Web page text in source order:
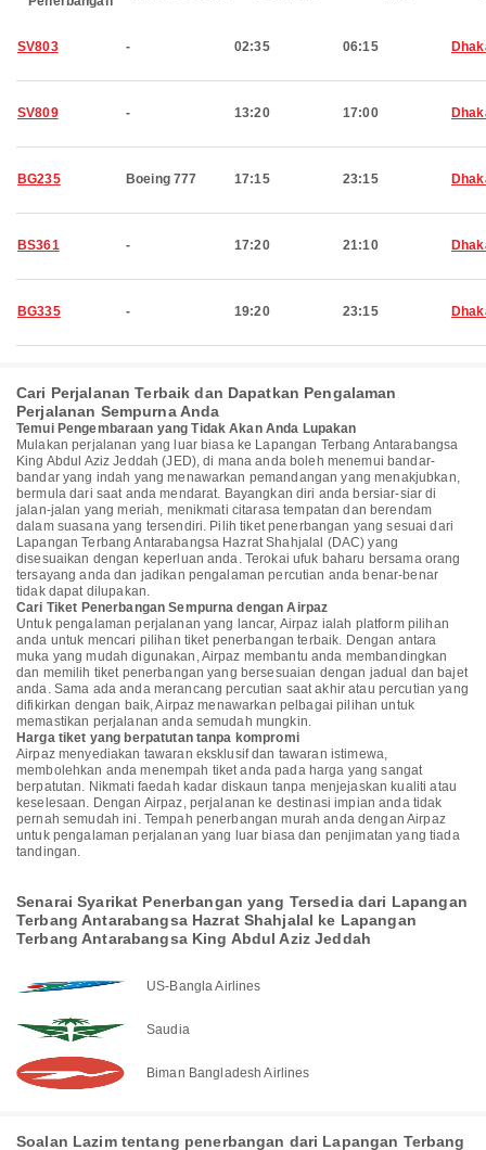
SV803 - 02:35 06:15
SV809 - 13:20 17:00
BG235 Boeing 777 17:15 23:15
BS361 - 17:20 21:10
BG335 - 19:20 23:15
Cari Perjalanan Terbaik dan Dapatkan Pengalaman
Perjalanan Sempurna Anda
Temui Pengembaraan yang Tidak Akan Anda Lupakan
Mulakan perjalanan yang luar biasa ke Lapangan Terbang Antarabangsa
King Abdul Aziz Jeddah (JED), di mana anda boleh menemui bandar-
bandar yang indah yang menawarkan pemandangan yang menakjubkan,
bermula dari saat anda mendarat. Bayangkan diri anda bersiar-siar di
jalan-jalan yang meriah, menikmati citarasa tempatan dan berendam
dalam suasana yang tersendiri. Pilih tiket penerbangan yang sesuai dari
Lapangan Terbang Antarabangsa Hazrat Shahjalal (DAC) yang
disesuaikan dengan keperluan anda. Terokai ufuk baharu bersama orang
tersayang anda dan jadikan pengalaman percutian anda benar-benar
tidak dapat dilupakan.
Cari Tiket Penerbangan Sempurna dengan Airpaz
Untuk pengalaman perjalanan yang lancar, Airpaz ialah platform pilihan
anda untuk mencari pilihan tiket penerbangan terbaik. Dengan antara
muka yang mudah digunakan, Airpaz membantu anda membandingkan
dan memilih tiket penerbangan yang bersesuaian dengan jadual dan bajet
anda. Sama ada anda merancang percutian saat akhir atau percutian yang
difikirkan dengan baik, Airpaz menawarkan pelbagai pilihan untuk
memastikan perjalanan anda semudah mungkin.
Harga tiket yang berpatutan tanpa kompromi
Airpaz menyediakan tawaran eksklusif dan tawaran istimewa,
membolehkan anda menempah tiket anda pada harga yang sangat
berpatutan. Nikmati faedah kadar diskaun tanpa menjejaskan kualiti atau
keselesaan. Dengan Airpaz, perjalanan ke destinasi impian anda tidak
pernah semudah ini. Tempah penerbangan murah anda dengan Airpaz
untuk pengalaman perjalanan yang luar biasa dan penjimatan yang tiada
tandingan.
Senarai Syarikat Penerbangan yang Tersedia dari Lapangan
Terbang Antarabangsa Hazrat Shahjalal ke Lapangan
Terbang Antarabangsa King Abdul Aziz Jeddah
US-Bangla Airlines
Saudia
Biman Bangladesh Airlines
Soalan Lazim tentang penerbangan dari Lapangan Terbang